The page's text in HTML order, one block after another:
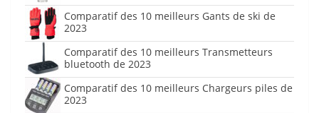
Comparatif des 10 meilleurs Gants de ski de
2023
Comparatif des 10 meilleurs Transmetteurs
bluetooth de 2023
Comparatif des 10 meilleurs Chargeurs piles de
2023